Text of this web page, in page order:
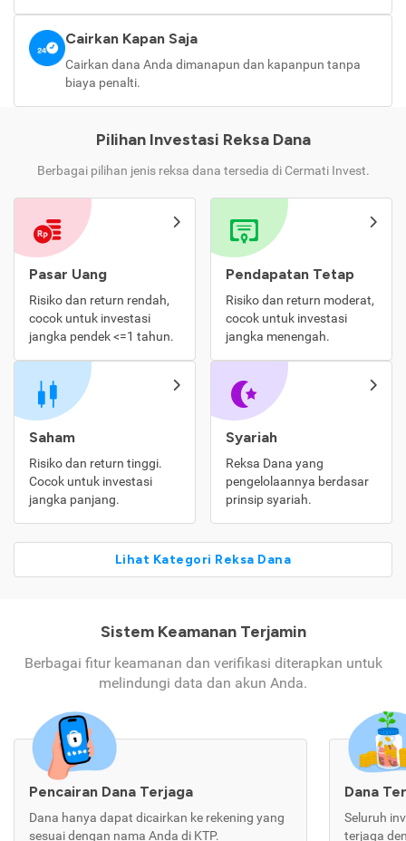
Cairkan Kapan Saja
Cairkan dana Anda dimanapun dan kapanpun tanpa
biaya penalti.
Pilihan Investasi Reksa Dana
Berbagai pilihan jenis reksa dana tersedia di Cermati Invest.
Pasar Uang
Risiko dan return rendah,
cocok untuk investasi
jangka pendek <=1 tahun.
Pendapatan Tetap
Risiko dan return moderat,
cocok untuk investasi
jangka menengah.
Saham
Risiko dan return tinggi.
Cocok untuk investasi
jangka panjang.
Syariah
Reksa Dana yang
pengelolaannya berdasar
prinsip syariah.
Lihat Kategori Reksa Dana
Sistem Keamanan Terjamin
Berbagai fitur keamanan dan verifikasi diterapkan untuk
melindungi data dan akun Anda.
Pencairan Dana Terjaga
Dana hanya dapat dicairkan ke rekening yang
sesuai dengan nama Anda di KTP.
Dana
Seluruh
terjaga